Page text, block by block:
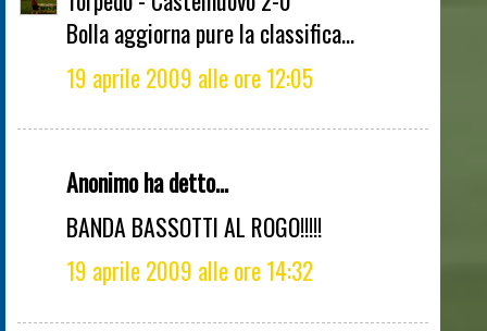
Bolla aggiorna pure la classifica...
19 aprile 2009 alle ore 12:05
Anonimo ha detto...
BANDA BASSOTTI AL ROGO!!!!!
19 aprile 2009 alle ore 14:32